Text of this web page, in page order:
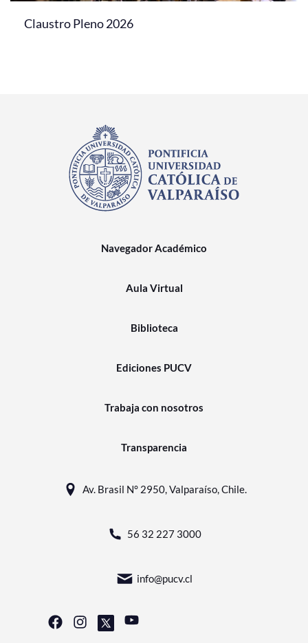
Claustro Pleno 2026
Navegador Académico
Aula Virtual
Biblioteca
Ediciones PUCV
Trabaja con nosotros
Transparencia
Av. Brasil N° 2950, Valparaíso, Chile.
56 32 227 3000
info@pucv.cl